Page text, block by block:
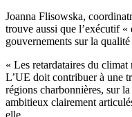
Joanna Flisowska,
trouve aussi que l’exécutif
gouvernements sur la
« Les retardataires du climat
L’UE doit contribuer à une
régions charbonnières, sur
ambitieux clairement